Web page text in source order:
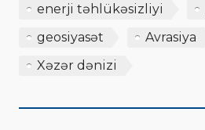
enerji təhlükəsizliyi
geosiyasət
Avrasiya
Xəzər dənizi